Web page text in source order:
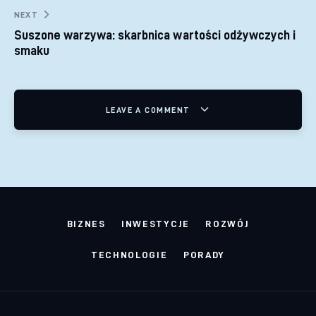
NEXT
Suszone warzywa: skarbnica wartości odżywczych i
smaku
LEAVE A COMMENT
BIZNES INWESTYCJE ROZWÓJ
TECHNOLOGIE PORADY